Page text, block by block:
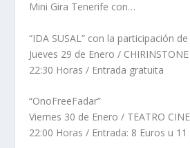
Mini Gira Tenerife con…
“IDA SUSAL” con la participación
Jueves 29 de Enero /
22:30 Horas / Entrada gratuita
“OnoFreeFadar”
Viernes 30 de Enero / TEATRO CINE
22:00 Horas / Entrada: 8 Euros u 11